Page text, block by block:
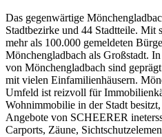
Das gegenwärtige
Stadtbezirke und 44 Stadtteile.
mehr als 100.000 gemeldeten
Mönchengladbach als Großstadt.
von Mönchengladbach sind
mit vielen Einfamilienhäusern.
Umfeld ist reizvoll für
Wohnimmobilie in der Stadt
Angebote von SCHEERER
Carports, Zäune,